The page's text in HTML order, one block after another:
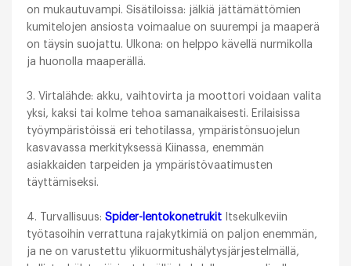
on mukautuvampi. Sisätiloissa: jälkiä jättämättömien
kumitelojen ansiosta voimaalue on suurempi ja maaperä
on täysin suojattu. Ulkona: on helppo kävellä nurmikolla
ja huonolla maaperällä.
3. Virtalähde: akku, vaihtovirta ja moottori voidaan valita
yksi, kaksi tai kolme tehoa samanaikaisesti. Erilaisissa
työympäristöissä eri tehotilassa, ympäristönsuojelun
kasvavassa merkityksessä Kiinassa, enemmän
asiakkaiden tarpeiden ja ympäristövaatimusten
täyttämiseksi.
4. Turvallisuus:Spider-lentokonetrukit Itsekulkeviin
työtasoihin verrattuna rajakytkimiä on paljon enemmän,
ja ne on varustettu ylikuormitushälytysjärjestelmällä,